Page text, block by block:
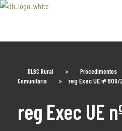
DLBC Rural > Procedimentos
Comunitária
> reg Exec UE nº 809/
reg Exec UE